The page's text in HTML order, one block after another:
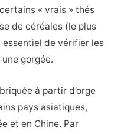
« vrais » thés
de céréales (le plus
essentiel de vérifier les
gorgée.
à partir d’orge
pays asiatiques,
et en Chine. Par